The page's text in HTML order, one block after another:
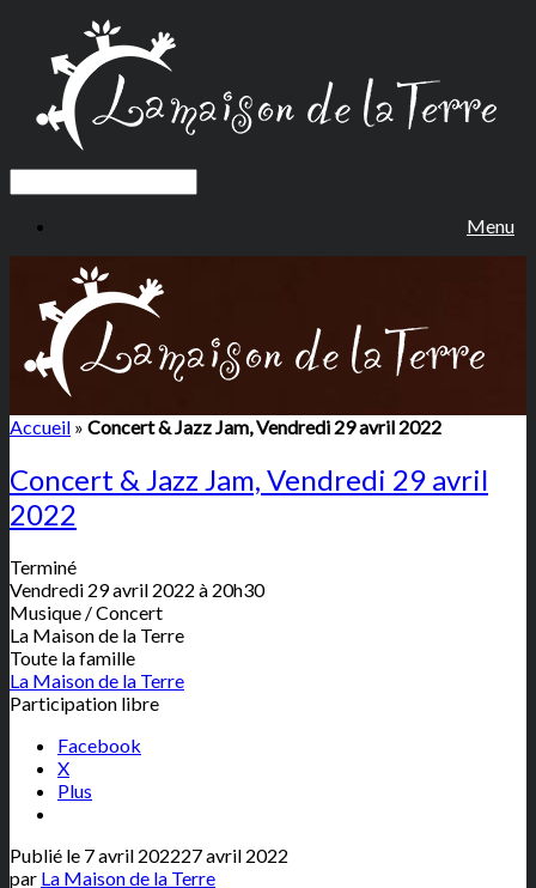
Menu
Accueil » Concert & Jazz Jam, Vendredi 29 avril 2022
Concert & Jazz Jam, Vendredi 29 avril
2022
Terminé
Vendredi 29 avril 2022 à 20h30
Musique / Concert
La Maison de la Terre
Toute la famille
La Maison de la Terre
Participation libre
Facebook
X
Plus
Publié le 7 avril 202227 avril 2022
par La Maison de la Terre